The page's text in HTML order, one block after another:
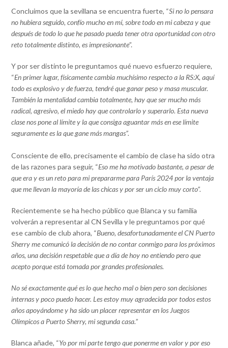
Concluimos que la sevillana se encuentra fuerte, “Si no lo pensara
no hubiera seguido, confío mucho en mí, sobre todo en mi cabeza y que
después de todo lo que he pasado pueda tener otra oportunidad con otro
reto totalmente distinto, es impresionante”.
Y por ser distinto le preguntamos qué nuevo esfuerzo requiere,
“En primer lugar, físicamente cambia muchísimo respecto a la RS:X, aquí
todo es explosivo y de fuerza, tendré que ganar peso y masa muscular.
También la mentalidad cambia totalmente, hay que ser mucho más
radical, agresivo, el miedo hay que controlarlo y superarlo. Esta nueva
clase nos pone al límite y la que consiga aguantar más en ese límite
seguramente es la que gane más mangas”.
Consciente de ello, precisamente el cambio de clase ha sido otra
de las razones para seguir, “Eso me ha motivado bastante,a pesar de
que era y es un reto para mi prepararme para París 2024 por la ventaja
que me llevan la mayoría de las chicas y por ser un ciclo muy corto”.
Recientemente se ha hecho público que Blanca y su familia
volverán a representar al CN Sevilla y le preguntamos por qué
ese cambio de club ahora, “Bueno, desafortunadamente el CN Puerto
Sherry me comunicó la decisión de no contar conmigo para los próximos
años, una decisión respetable que a día de hoy no entiendo pero que
acepto porque está tomada por grandes profesionales.
No sé exactamente qué es lo que hecho mal o bien pero son decisiones
internas y poco puedo hacer. Les estoy muy agradecida por todos estos
años apoyándome y ha sido un placer representar en los Juegos
Olímpicos a Puerto Sherry, mi segunda casa.”
Blanca añade, “Yo por mi parte tengo que ponerme en valor y por eso